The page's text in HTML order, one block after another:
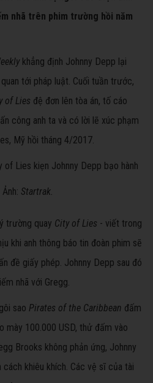
nhã trên phim trường hồi năm
khẳng định Johnny Depp lại
tới pháp luật. Cuối tuần trước,
of Lies đệ đơn lên tòa án, tố cáo
công anh ta và có lời lẽ xúc phạm
Mỹ hồi tháng 4/2017.
Startrak.
trường quay City of Lies - viết trong
khi anh thông báo tin đoàn phim sẽ
đề giấy phép. Johnny Depp sau đó
nhã với Gregg.
sao Pirates of the Caribbean đấm
mày 100.000 USD, thử đấm vào
Brooks không phản ứng, Johnny
khiêu khích. Các vệ sĩ của tài